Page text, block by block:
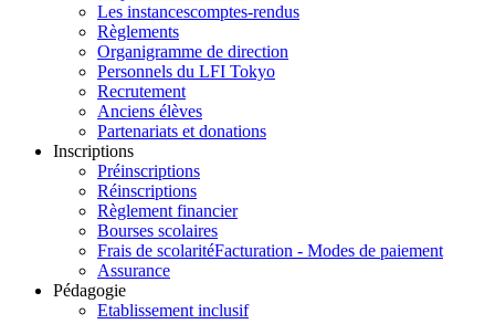
Les instancescomptes-rendus
Règlements
Organigramme de direction
Personnels du LFI Tokyo
Recrutement
Anciens élèves
Partenariats et donations
Inscriptions
Préinscriptions
Réinscriptions
Règlement financier
Bourses scolaires
Frais de scolaritéFacturation - Modes de paiement
Assurance
Pédagogie
Etablissement inclusif